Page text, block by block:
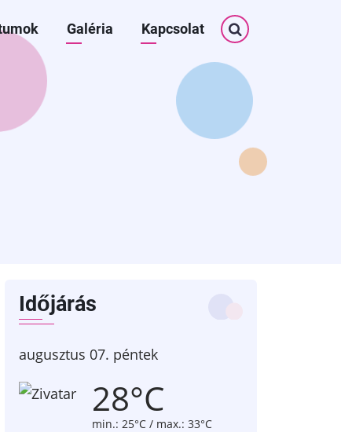
Galéria Kapcsolat Keresés
Időjárás
augusztus 07. péntek
28°C
min.: 25°C / max.: 33°C